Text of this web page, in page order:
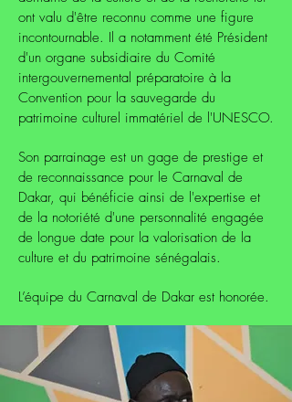
ont valu d'être reconnu comme une figure
incontournable. Il a notamment été Président
d'un organe subsidiaire du Comité
intergouvernemental préparatoire à la
Convention pour la sauvegarde du
patrimoine culturel immatériel de l'UNESCO.
Son parrainage est un gage de prestige et
de reconnaissance pour le Carnaval de
Dakar, qui bénéficie ainsi de l'expertise et
de la notoriété d'une personnalité engagée
de longue date pour la valorisation de la
culture et du patrimoine sénégalais.
L’équipe du Carnaval de Dakar est honorée.